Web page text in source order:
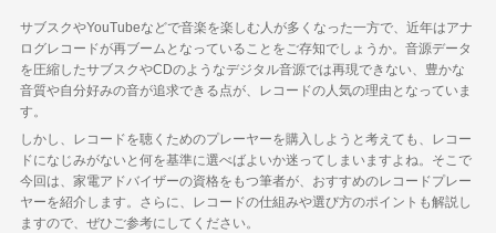
サブスクやYouTubeなどで音楽を楽しむ人が多くなった一方で、近年はアナ
ログレコードが再ブームとなっていることをご存知でしょうか。音源データ
を圧縮したサブスクやCDのようなデジタル音源では再現できない、豊かな
音質や自分好みの音が追求できる点が、レコードの人気の理由となっていま
す。
しかし、レコードを聴くためのプレーヤーを購入しようと考えても、レコー
ドになじみがないと何を基準に選べばよいか迷ってしまいますよね。そこで
今回は、家電アドバイザーの資格をもつ筆者が、おすすめのレコードプレー
ヤーを紹介します。さらに、レコードの仕組みや選び方のポイントも解説し
ますので、ぜひご参考にしてください。